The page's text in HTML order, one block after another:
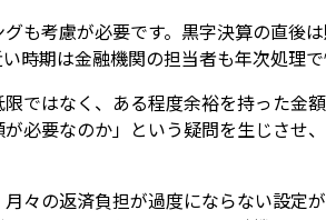
も考慮が必要です。黒字決算の直後
時期は金融機関の担当者も年次処理
ではなく、ある程度余裕を持った金
が必要なのか」という疑問を生じさ
々の返済負担が過度にならない設定